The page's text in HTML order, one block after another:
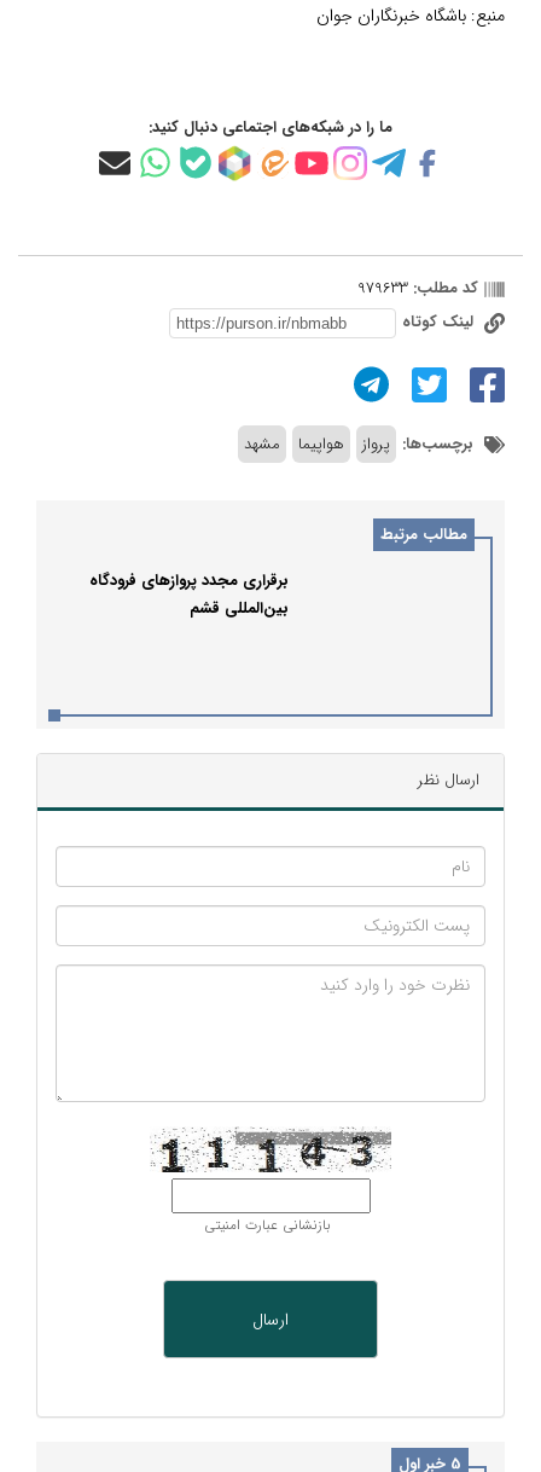
منبع: باشگاه خبرنگاران جوان
ما را در شبکه‌های اجتماعی دنبال کنید:
کد مطلب: 979633
لینک کوتاه
برچسب‌ها: پرواز هواپیما مشهد
مطالب مرتبط
برقراری مجدد پروازهای فرودگاه
بین‌المللی قشم
ارسال نظر
بازنشانی عبارت امنیتی
5 خبر اول